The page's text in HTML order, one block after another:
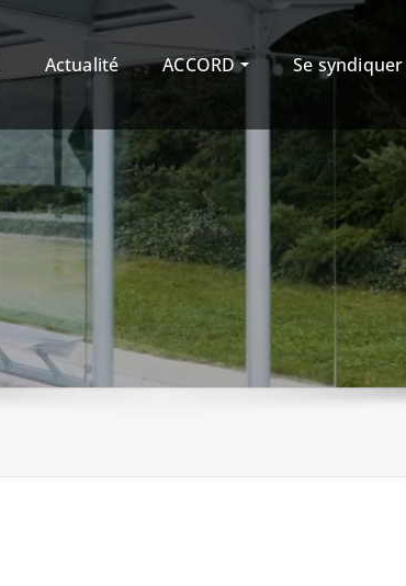
Actualité ACCORD Se